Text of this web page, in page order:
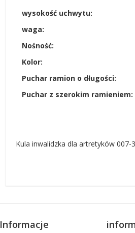
wysokość uchwytu:
waga:
Nośność:
Kolor:
Puchar ramion o długości:
Puchar z szerokim ramieniem:
Kula inwalidzka dla artretyków 007-
Informacje